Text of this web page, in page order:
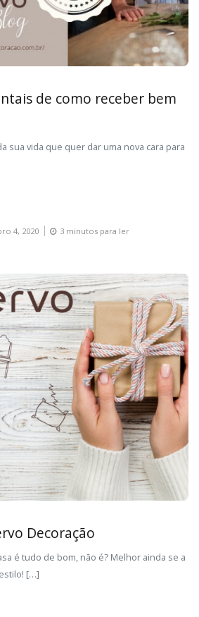
de como receber bem
sua vida que quer dar uma nova cara para
4, 2020 3 minutos para ler
Decoração
é tudo de bom, não é? Melhor ainda se a
[…]